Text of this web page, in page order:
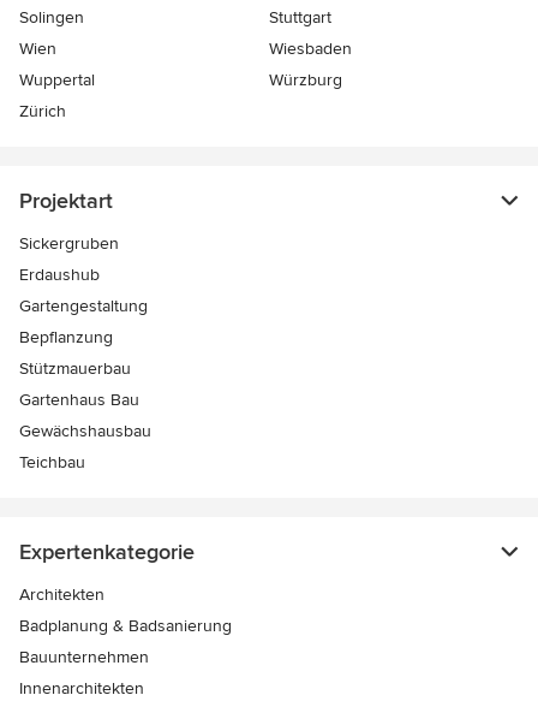
Solingen
Stuttgart
Wien
Wiesbaden
Wuppertal
Würzburg
Zürich
Projektart
Sickergruben
Erdaushub
Gartengestaltung
Bepflanzung
Stützmauerbau
Gartenhaus Bau
Gewächshausbau
Teichbau
Expertenkategorie
Architekten
Badplanung & Badsanierung
Bauunternehmen
Innenarchitekten